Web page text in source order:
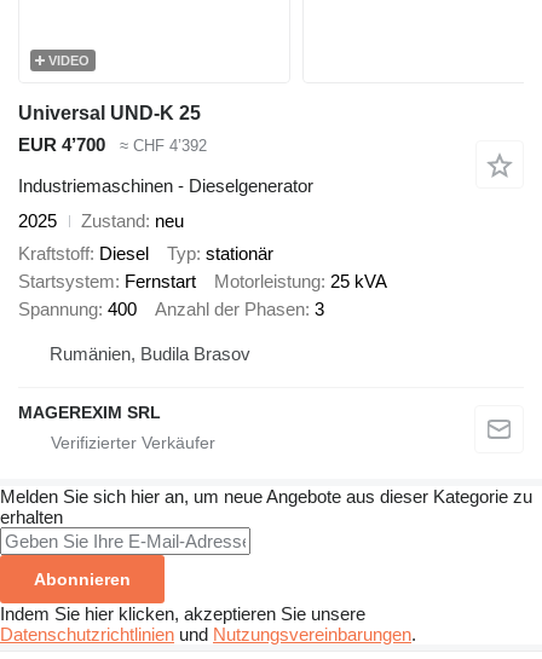
VIDEO
Universal UND-K 25
EUR 4’700
≈ CHF 4’392
Industriemaschinen - Dieselgenerator
2025
Zustand neu
Kraftstoff Diesel Typ stationär
Startsystem Fernstart Motorleistung 25 kVA
Spannung 400 Anzahl der Phasen 3
Rumänien, Budila Brasov
MAGEREXIM SRL
Melden Sie sich hier an, um neue Angebote aus dieser Kategorie zu
erhalten
Abonnieren
Indem Sie hier klicken, akzeptieren Sie unsere
Datenschutzrichtlinien und Nutzungsvereinbarungen.